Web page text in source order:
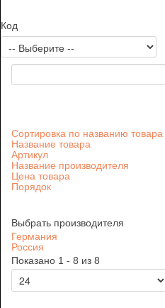
Код
Название товара
Артикул
Название производителя
Цена товара
Порядок
Выбрать производителя
Германия
Россия
Показано 1 - 8 из 8